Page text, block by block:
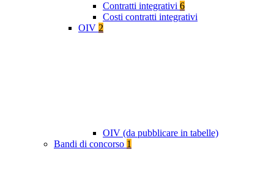
Contratti integrativi 6
Costi contratti integrativi
OIV 2
OIV (da pubblicare in tabelle)
Bandi di concorso 1